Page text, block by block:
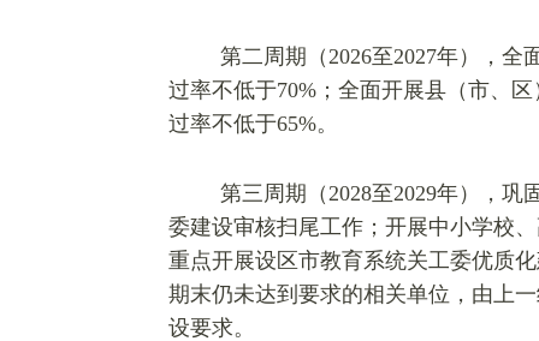
第二周期（2026至2027年），
过率不低于70%；全面开展县（市、
过率不低于65%。
第三周期（2028至2029年），
委建设审核扫尾工作；开展中小学校
重点开展设区市教育系统关工委优质
期末仍未达到要求的相关单位，由上
设要求。